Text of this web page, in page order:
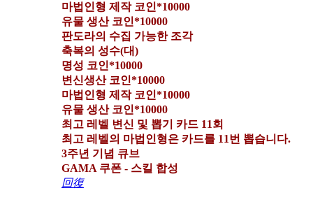
마법인형 제작 코인*10000
유물 생산 코인*10000
판도라의 수집 가능한 조각
축복의 성수(대)
명성 코인*10000
변신생산 코인*10000
마법인형 제작 코인*10000
유물 생산 코인*10000
최고 레벨 변신 및 뽑기 카드 11회
최고 레벨의 마법인형은 카드를 11번 뽑습니다.
3주년 기념 큐브
GAMA 쿠폰 - 스킬 합성
回復